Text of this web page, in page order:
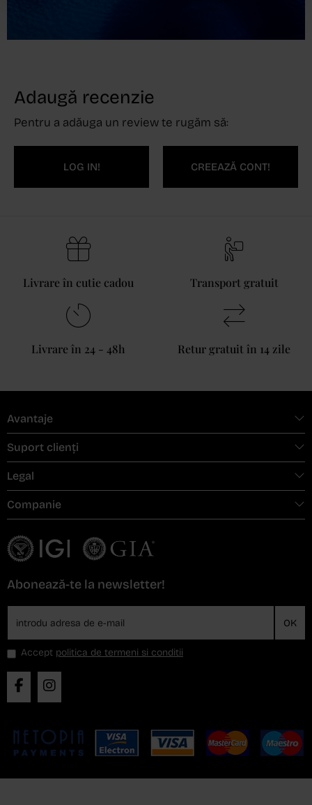
Adaugă recenzie
Pentru a adăuga un review te rugăm să:
LOG IN! CREEAZĂ CONT!
Livrare în cutie cadou Transport gratuit
Livrare în 24 - 48h Retur gratuit în 14 zile
Avantaje
Suport clienți
Legal
Companie
Abonează-te la newsletter!
OK
Accept politica de termeni si conditii